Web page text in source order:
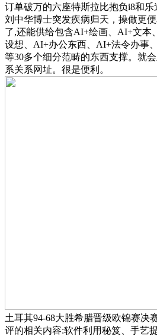
订单破万的六座特斯拉比抱负i8和乐
刘中华博士突发疾病归天，操做更
了,还能供给包含AI+绘画、AI+文本
设想、AI+办公东西、AI+法令办事
等30多个细分范畴的东西支撑。就
系关系网址。很是便利。
土耳其94-68大胜希腊晋级欧锦赛决
评的相关内容:软件利用秘笈、手艺